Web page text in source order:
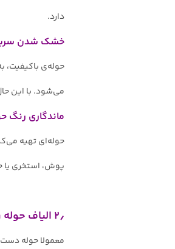
دارد.
خشک شدن
حوله‌‌ی
می‌شود. با این
ماندگاری رنگ
حوله‌ای تهیه
پوش، استخری یا
۲٫ الیاف حوله را بررسی کنید
معمولا حوله دست